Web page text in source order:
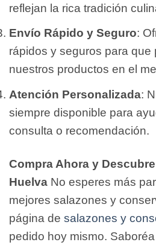
reflejan la rica tradición
Envío Rápido y Seguro:
rápidos y seguros para que
nuestros productos en el
Atención Personalizada:
siempre disponible para
consulta o recomendación.
Compra Ahora y
Huelva No esperes más
mejores salazones y
página de salazones y
pedido hoy mismo.